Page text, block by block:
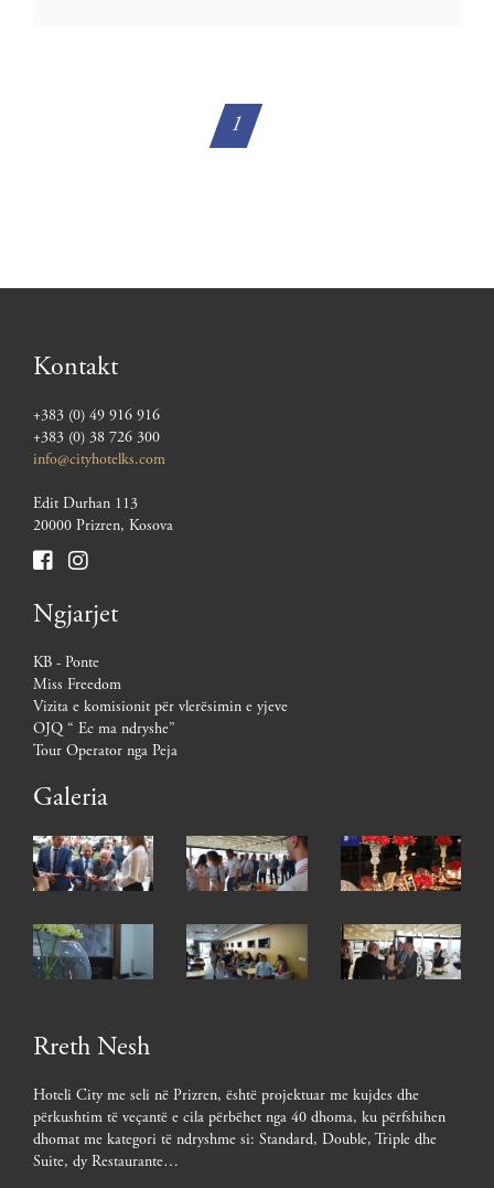
1
Kontakt
+383 (0) 49 916 916
+383 (0) 38 726 300
info@cityhotelks.com
Edit Durhan 113
20000 Prizren, Kosova
Ngjarjet
KB - Ponte
Miss Freedom
Vizita e komisionit për vlerësimin e yjeve
OJQ “ Ec ma ndryshe”
Tour Operator nga Peja
Galeria
Rreth Nesh
Hoteli City me seli në Prizren, është projektuar me kujdes dhe
përkushtim të veçantë e cila përbëhet nga 40 dhoma, ku përfshihen
dhomat me kategori të ndryshme si: Standard, Double, Triple dhe
Suite, dy Restaurante…